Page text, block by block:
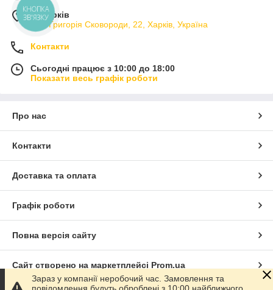
м. Харків
вул. Григорія Сковороди, 22, Харків, Україна
Контакти
Сьогодні працює з 10:00 до 18:00
Показати весь графік роботи
Про нас
Контакти
Доставка та оплата
Графік роботи
Повна версія сайту
Сайт створено на маркетплейсі Prom.ua
Зараз у компанії неробочий час. Замовлення та